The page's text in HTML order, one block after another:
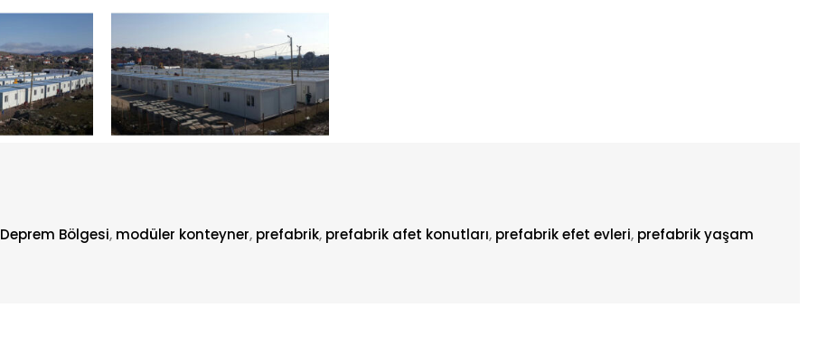
Deprem Bölgesi, modüler konteyner, prefabrik, prefabrik afet konutları, prefabrik efet evleri, prefabrik yaşam